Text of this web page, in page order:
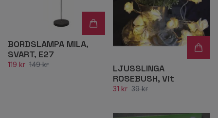
BORDSLAMPA MILA,
SVART, E27
119 kr 149 kr
LJUSSLINGA
ROSEBUSH, Vit
31 kr 39 kr